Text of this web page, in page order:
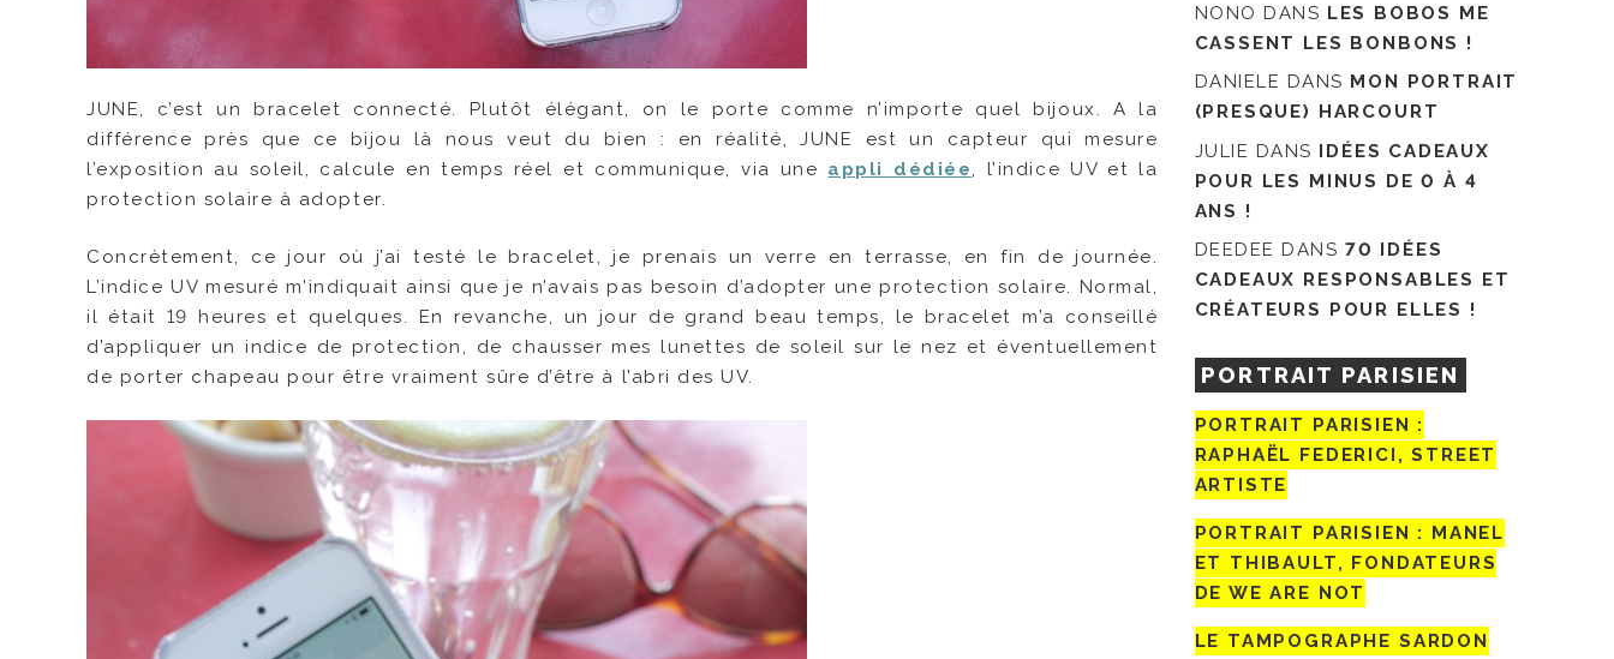
JUNE, c’est un bracelet connecté. Plutôt élégant, on le porte comme n’importe quel bijoux. A la
différence près que ce bijou là nous veut du bien : en réalité, JUNE est un capteur qui mesure
l’exposition au soleil, calcule en temps réel et communique, via une appli dédiée, l’indice UV et la
protection solaire à adopter.
Concrètement, ce jour où j’ai testé le bracelet, je prenais un verre en terrasse, en fin de journée.
L’indice UV mesuré m’indiquait ainsi que je n’avais pas besoin d’adopter une protection solaire. Normal,
il était 19 heures et quelques. En revanche, un jour de grand beau temps, le bracelet m’a conseillé
d’appliquer un indice de protection, de chausser mes lunettes de soleil sur le nez et éventuellement
de porter chapeau pour être vraiment sûre d’être à l’abri des UV.
NONO DANS LES BOBOS ME
CASSENT LES BONBONS !
DANIELE DANS MON PORTRAIT
(PRESQUE) HARCOURT
JULIE DANS IDÉES CADEAUX
POUR LES MINUS DE 0 À 4
ANS !
DEEDEE DANS 70 IDÉES
CADEAUX RESPONSABLES ET
CRÉATEURS POUR ELLES !
PORTRAIT PARISIEN
PORTRAIT PARISIEN :
RAPHAËL FEDERICI, STREET
ARTISTE
PORTRAIT PARISIEN : MANEL
ET THIBAULT, FONDATEURS
DE WE ARE NOT
LE TAMPOGRAPHE SARDON